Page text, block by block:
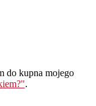
do kupna mojego
.